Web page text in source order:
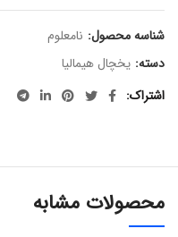
شناسه محصول: نامعلوم
دسته: یخچال هیمالیا
اشتراک
محصولات مشابه